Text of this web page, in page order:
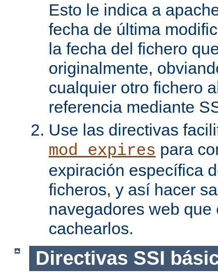
Esto le indica a
fecha de última
la fecha del fichero
originalmente,
cualquier otro fichero
referencia mediante
Use las directivas
mod_expires para
expiración específica
ficheros, y así hacer
navegadores web que
cachearlos.
Directivas SSI